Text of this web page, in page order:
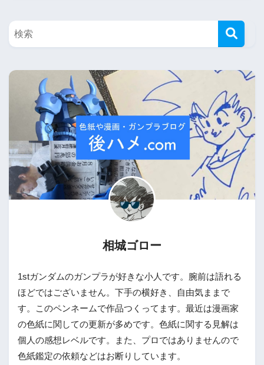
相城ゴロー
1stガンダムのガンプラが好きな小人です。腕前は語れる
ほどではございません。下手の横好き、自由気ままで
す。このペンネームで作品つくってます。最近は漫画家
の色紙に関しての更新が多めです。色紙に関する見解は
個人の感想レベルです。また、プロではありませんので
色紙鑑定の依頼などはお断りしています。